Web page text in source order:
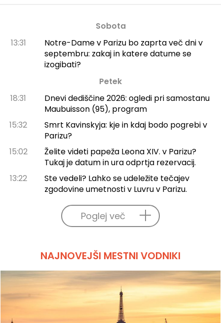
Sobota
13:31
Notre-Dame v Parizu bo zaprta več dni v
septembru: zakaj in katere datume se
izogibati?
Petek
18:31
Dnevi dediščine 2026: ogledi pri samostanu
Maubuisson (95), program
15:32
Smrt Kavinskyja: kje in kdaj bodo pogrebi v
Parizu?
15:02
Želite videti papeža Leona XIV. v Parizu?
Tukaj je datum in ura odprtja rezervacij.
13:22
Ste vedeli? Lahko se udeležite tečajev
zgodovine umetnosti v Luvru v Parizu.
Poglej več
NAJNOVEJŠI MESTNI VODNIKI